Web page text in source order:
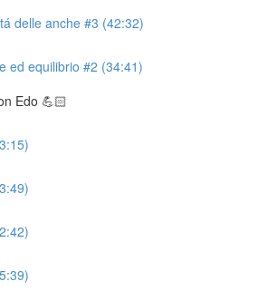
delle anche #3 (42:32)
ed equilibrio #2 (34:41)
Edo 💪🏻